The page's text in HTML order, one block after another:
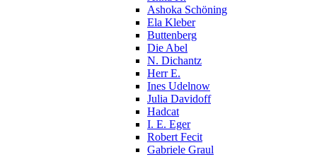
Ashoka Schöning
Ela Kleber
Buttenberg
Die Abel
N. Dichantz
Herr E.
Ines Udelnow
Julia Davidoff
Hadcat
I. E. Eger
Robert Fecit
Gabriele Graul